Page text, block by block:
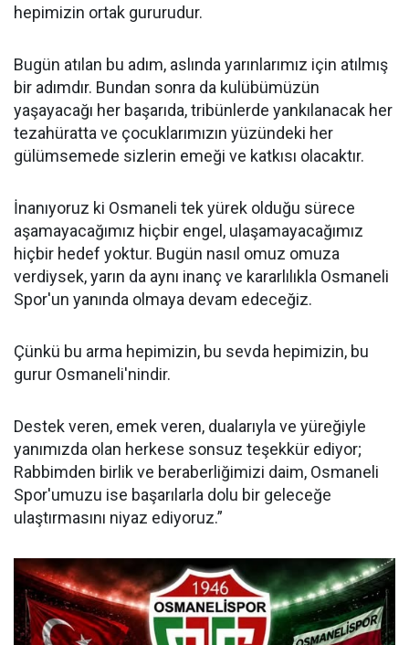
hepimizin ortak gururudur.
Bugün atılan bu adım, aslında yarınlarımız için atılmış
bir adımdır. Bundan sonra da kulübümüzün
yaşayacağı her başarıda, tribünlerde yankılanacak her
tezahüratta ve çocuklarımızın yüzündeki her
gülümsemede sizlerin emeği ve katkısı olacaktır.
İnanıyoruz ki Osmaneli tek yürek olduğu sürece
aşamayacağımız hiçbir engel, ulaşamayacağımız
hiçbir hedef yoktur. Bugün nasıl omuz omuza
verdiysek, yarın da aynı inanç ve kararlılıkla Osmaneli
Spor'un yanında olmaya devam edeceğiz.
Çünkü bu arma hepimizin, bu sevda hepimizin, bu
gurur Osmaneli'nindir.
Destek veren, emek veren, dualarıyla ve yüreğiyle
yanımızda olan herkese sonsuz teşekkür ediyor;
Rabbimden birlik ve beraberliğimizi daim, Osmaneli
Spor'umuzu ise başarılarla dolu bir geleceğe
ulaştırmasını niyaz ediyoruz.”